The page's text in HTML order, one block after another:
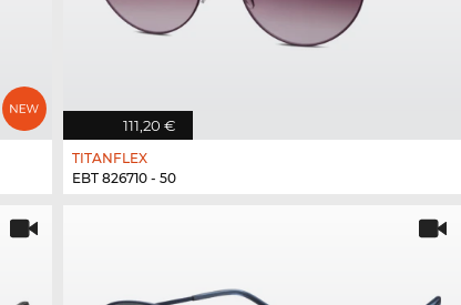
111,20 €
TITANFLEX
EBT 826710 - 50